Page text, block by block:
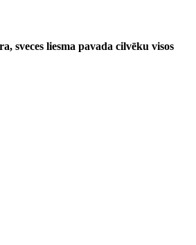
sveces liesma pavada cilvēku visos